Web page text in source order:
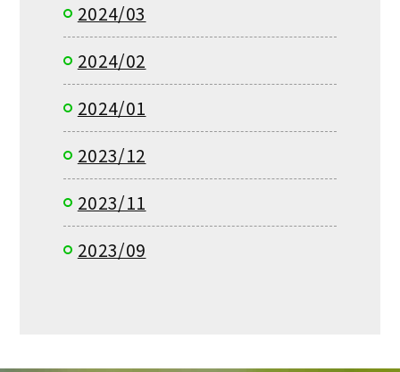
2024/03
2024/02
2024/01
2023/12
2023/11
2023/09